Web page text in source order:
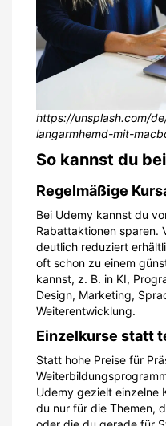
https://unsplash.com/
langarmhemd-mit-
So kannst du
Regelmäßige
Bei Udemy kannst du
Rabattaktionen sparen.
deutlich reduziert
oft schon zu einem
kannst, z. B. in KI,
Design, Marketing,
Weiterentwicklung.
Einzelkurse statt
Statt hohe Preise für
Udemy gezielt einzelne
du nur für die Themen,